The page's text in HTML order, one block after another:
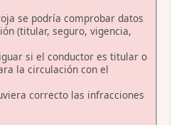
se podría comprobar datos
(titular, seguro, vigencia,
si el conductor es titular o
la circulación con el
correcto las infracciones